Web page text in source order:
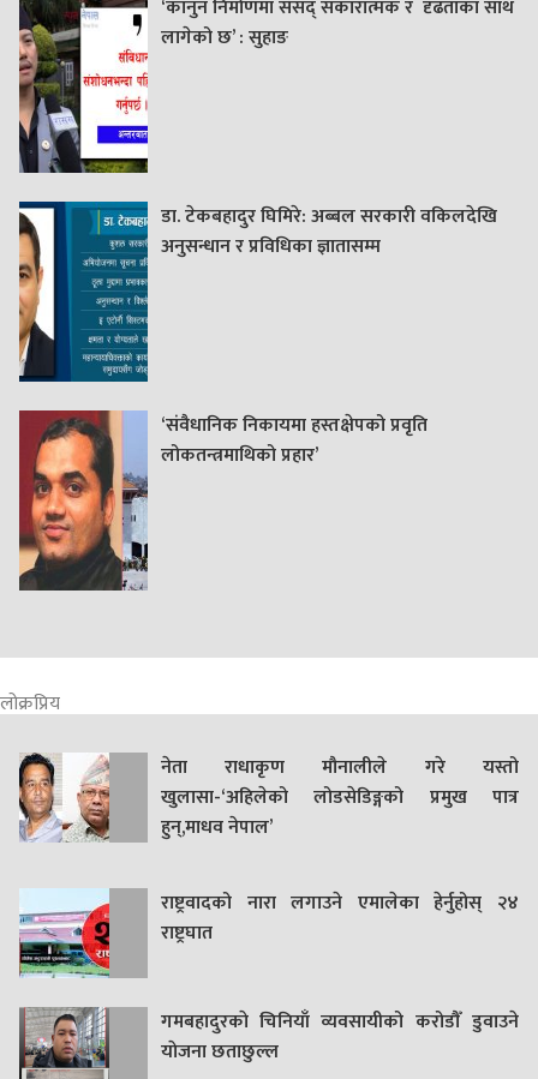
‘कानुन निर्माणमा संसद् सकारात्मक र दृढताका साथ
लागेको छ’ : सुहाङ
डा. टेकबहादुर घिमिरे: अब्बल सरकारी वकिलदेखि
अनुसन्धान र प्रविधिका ज्ञातासम्म
‘संवैधानिक निकायमा हस्तक्षेपको प्रवृति
लोकतन्त्रमाथिको प्रहार’
लोक्रप्रिय
नेता राधाकृण मौनालीले गरे यस्तो
खुलासा-‘अहिलेको लोडसेडिङ्गको प्रमुख पात्र
हुन्,माधव नेपाल’
राष्ट्रवादको नारा लगाउने एमालेका हेर्नुहोस् २४
राष्ट्रघात
गमबहादुरकाे चिनियाँ व्यवसायीको करोडौँ डुवाउने
याेजना छताछुल्ल